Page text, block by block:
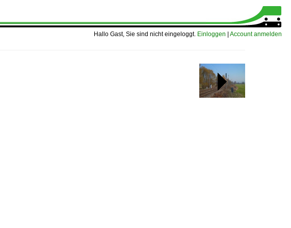
Hallo Gast, Sie sind nicht eingeloggt. Einloggen Account anmelden